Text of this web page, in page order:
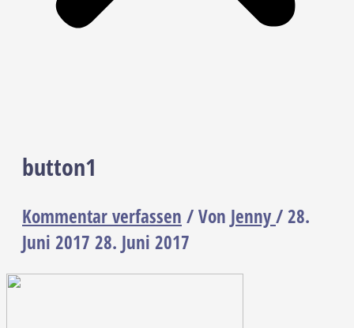
button1
Kommentar verfassen / Von Jenny/28.
Juni 2017 28. Juni 2017